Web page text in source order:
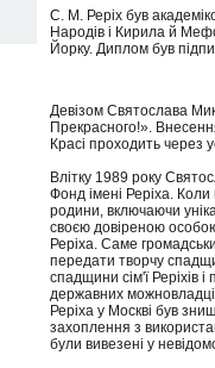
С. М. Реріх був
Народів і Кирила й
Йорку. Диплом був
Девізом Святослава
Прекрасного!».
Красі проходить через
Влітку 1989 року
Фонд імені Реріха.
родини, включаючи
своєю довіреною
Реріха. Саме
передати творчу
спадщини сім'ї Реріхів
державних
Реріха у Москві був
захоплення з
були вивезені у